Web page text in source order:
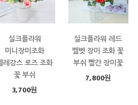
실크플라워
미니장미조화
레강스 로즈 조화
꽃 부쉬
3,700원
실크플라워 레드
벨벳 장미 조화 꽃
부쉬 빨간 장미꽃
7,800원